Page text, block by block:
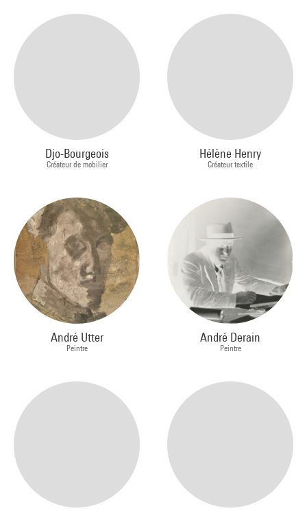
Djo-Bourgeois
Créateur de mobilier
Hélène Henry
Créateur textile
André Utter
Peintre
André Derain
Peintre